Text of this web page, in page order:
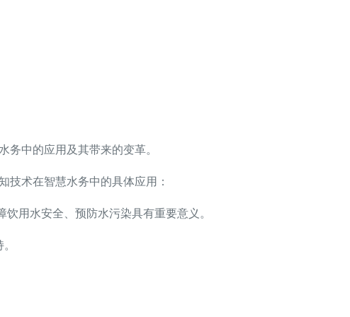
中的应用及其带来的变革。
技术在智慧水务中的具体应用：
用水安全、预防水污染具有重要意义。